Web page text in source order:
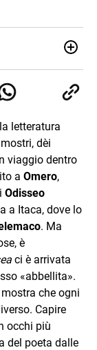
e il
di ruolo
letteratura
dèi
viaggio dentro
a Omero,
Odisseo
a Itaca, dove lo
. Ma
è
ci è arrivata
«abbellita».
che ogni
Capire
occhi più
del poeta dalle